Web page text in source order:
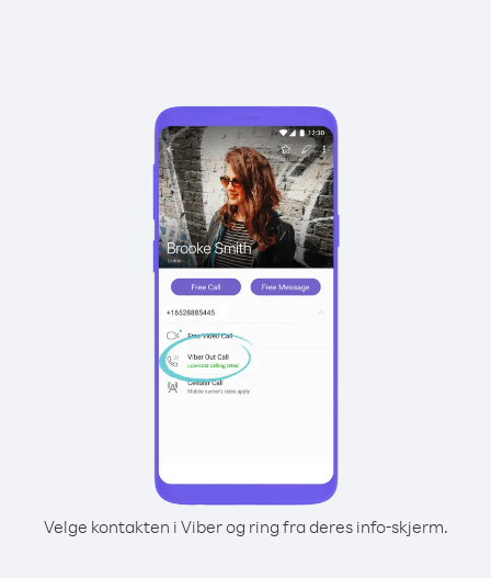
Velge kontakten i Viber og ring fra deres info-skjerm.